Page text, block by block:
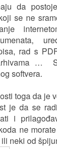
da
se ne
rad s
…
softvera.
toga da je
je da se
i
ne
neki od